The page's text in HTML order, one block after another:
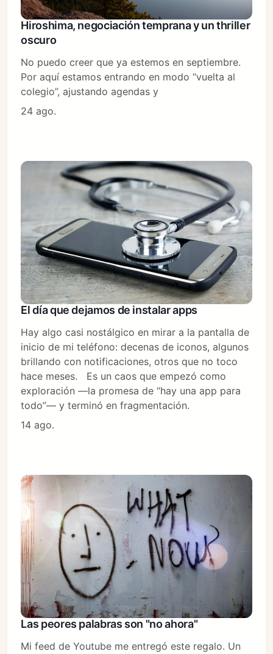
Hiroshima, negociación temprana y un thriller
oscuro
No puedo creer que ya estemos en septiembre.
Por aquí estamos entrando en modo “vuelta al
colegio”, ajustando agendas y
24 ago.
El día que dejamos de instalar apps
Hay algo casi nostálgico en mirar a la pantalla de
inicio de mi teléfono: decenas de iconos, algunos
brillando con notificaciones, otros que no toco
hace meses. Es un caos que empezó como
exploración —la promesa de “hay una app para
todo”— y terminó en fragmentación.
14 ago.
Las peores palabras son "no ahora"
Mi feed de Youtube me entregó este regalo. Un